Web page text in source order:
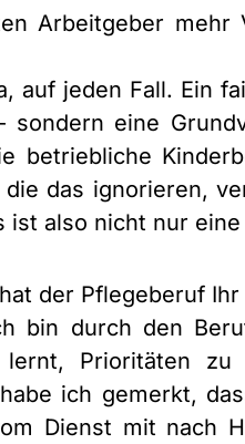
Arbeitgeber mehr
auf jeden Fall. Ein
sondern eine
betriebliche
das ignorieren,
ist also nicht nur
der Pflegeberuf
bin durch den
lernt, Prioritäten
ich gemerkt,
Dienst mit nach